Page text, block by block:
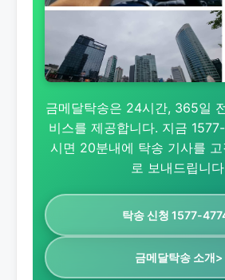
금메달탁송은 24시간, 365일
비스를 제공합니다. 지금
시면 20분내에 탁송 기사를
로 보내드립니
탁송 신청 1577-
금메달탁송 소개>